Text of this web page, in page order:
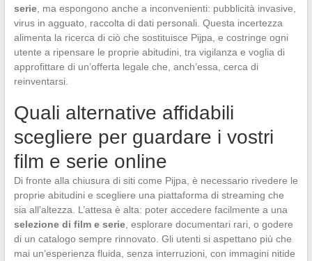
serie, ma espongono anche a inconvenienti: pubblicità invasive,
virus in agguato, raccolta di dati personali. Questa incertezza
alimenta la ricerca di ciò che sostituisce Pijpa, e costringe ogni
utente a ripensare le proprie abitudini, tra vigilanza e voglia di
approfittare di un’offerta legale che, anch’essa, cerca di
reinventarsi.
Quali alternative affidabili
scegliere per guardare i vostri
film e serie online
Di fronte alla chiusura di siti come Pijpa, è necessario rivedere le
proprie abitudini e scegliere una piattaforma di streaming che
sia all’altezza. L’attesa è alta: poter accedere facilmente a una
selezione di film e serie, esplorare documentari rari, o godere
di un catalogo sempre rinnovato. Gli utenti si aspettano più che
mai un’esperienza fluida, senza interruzioni, con immagini nitide